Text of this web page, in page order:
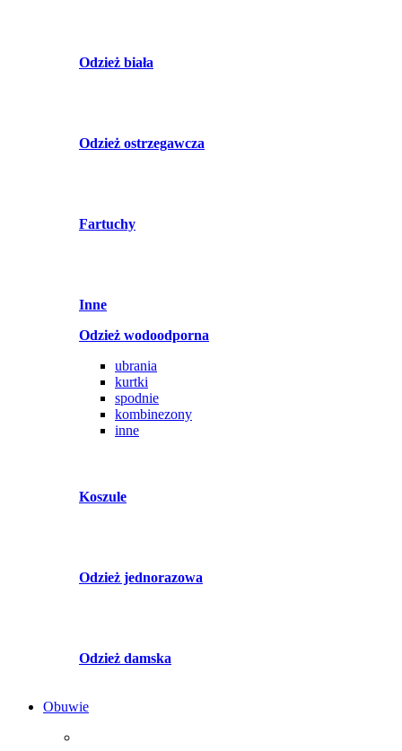
Odzież biała
Odzież ostrzegawcza
Fartuchy
Inne
Odzież wodoodporna
ubrania
kurtki
spodnie
kombinezony
inne
Koszule
Odzież jednorazowa
Odzież damska
Obuwie